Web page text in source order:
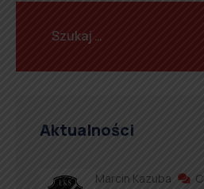
Aktualności
Marcin Kazuba